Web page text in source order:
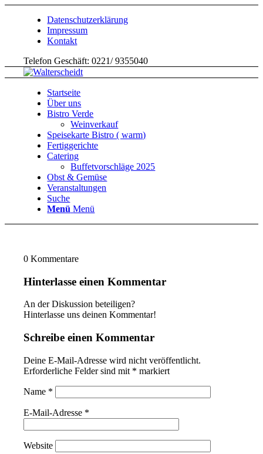
Datenschutzerklärung
Impressum
Kontakt
Telefon Geschäft: 0221/ 9355040
Startseite
Über uns
Bistro Verde
Weinverkauf
Speisekarte Bistro ( warm)
Fertiggerichte
Catering
Buffetvorschläge 2025
Obst & Gemüse
Veranstaltungen
Suche
Menü Menü
0 Kommentare
Hinterlasse einen Kommentar
An der Diskussion beteiligen?
Hinterlasse uns deinen Kommentar!
Schreibe einen Kommentar
Deine E-Mail-Adresse wird nicht veröffentlicht.
Erforderliche Felder sind mit * markiert
Name *
E-Mail-Adresse *
Website